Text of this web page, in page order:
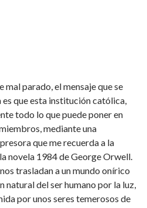
parado, el mensaje que se
que esta institución católica,
todo lo que puede poner en
mediante una
que me recuerda a la
novela 1984 de George Orwell.
trasladan a un mundo onírico
del ser humano por la luz,
por unos seres temerosos de